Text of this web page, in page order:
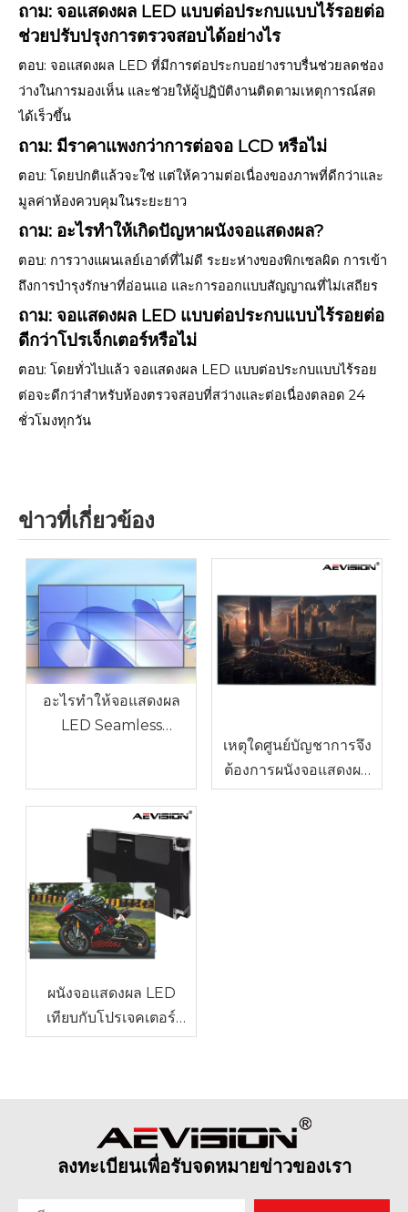
ถาม: จอแสดงผล LED แบบต่อประกบแบบไร้รอยต่อ
ช่วยปรับปรุงการตรวจสอบได้อย่างไร
ตอบ: จอแสดงผล LED ที่มีการต่อประกบอย่างราบรื่นช่วยลดช่อง
ว่างในการมองเห็น และช่วยให้ผู้ปฏิบัติงานติดตามเหตุการณ์สด
ได้เร็วขึ้น
ถาม: มีราคาแพงกว่าการต่อจอ LCD หรือไม่
ตอบ: โดยปกติแล้วจะใช่ แต่ให้ความต่อเนื่องของภาพที่ดีกว่าและ
มูลค่าห้องควบคุมในระยะยาว
ถาม: อะไรทำให้เกิดปัญหาผนังจอแสดงผล?
ตอบ: การวางแผนเลย์เอาต์ที่ไม่ดี ระยะห่างของพิกเซลผิด การเข้า
ถึงการบำรุงรักษาที่อ่อนแอ และการออกแบบสัญญาณที่ไม่เสถียร
ถาม: จอแสดงผล LED แบบต่อประกบแบบไร้รอยต่อ
ดีกว่าโปรเจ็กเตอร์หรือไม่
ตอบ: โดยทั่วไปแล้ว จอแสดงผล LED แบบต่อประกบแบบไร้รอย
ต่อจะดีกว่าสำหรับห้องตรวจสอบที่สว่างและต่อเนื่องตลอด 24
ชั่วโมงทุกวัน
ข่าวที่เกี่ยวข้อง
อะไรทำให้จอแสดงผล
LED Seamless
เหตุใดศูนย์บัญชาการจึง
ต้องการผนังจอแสดงผล
LED ที่ไร้รอยต่อ
ผนังจอแสดงผล LED
เทียบกับโปรเจคเตอร์
สำหรับพื้นที่การประชุม
ลงทะเบียนเพื่อรับจดหมายข่าวของเรา